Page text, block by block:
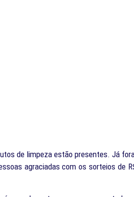
de limpeza estão presentes. Já
agraciadas com os sorteios de